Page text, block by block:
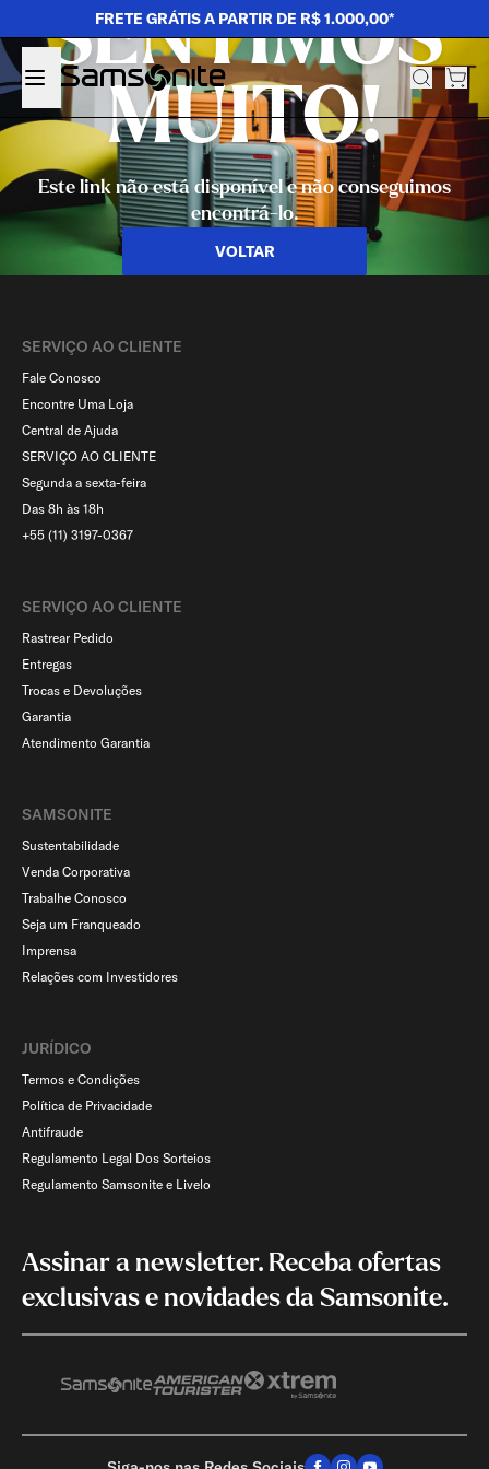
FRETE GRÁTIS A PARTIR DE R$ 1.000,00*
SENTIMOS
MUITO!
Este link não está disponível e não conseguimos
encontrá-lo.
VOLTAR
SERVIÇO AO CLIENTE​
Fale Conosco
Encontre Uma Loja
Central de Ajuda
SERVIÇO AO CLIENTE
Segunda a sexta-feira
Das 8h às 18h
+55 (11) 3197-0367
SERVIÇO AO CLIENTE​
Rastrear Pedido
Entregas
Trocas e Devoluções
Garantia
Atendimento Garantia
SAMSONITE
Sustentabilidade
Venda Corporativa
Trabalhe Conosco
Seja um Franqueado
Imprensa
Relações com Investidores
JURÍDICO
Termos e Condições
Política de Privacidade
Antifraude
Regulamento Legal Dos Sorteios
Regulamento Samsonite e Livelo
Assinar a newsletter. Receba ofertas
exclusivas e novidades da Samsonite.